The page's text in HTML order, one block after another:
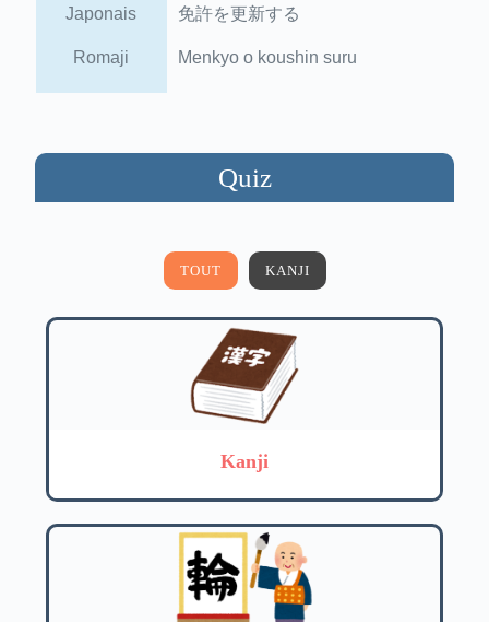
Japonais 免許を更新する
Romaji Menkyo o koushin suru
Quiz
TOUT KANJI
Kanji